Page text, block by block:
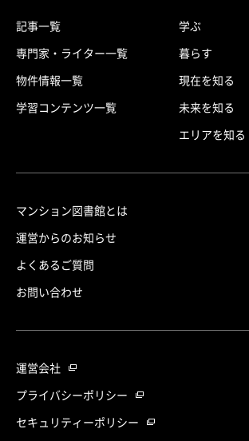
記事一覧
専門家・ライター一覧
物件情報一覧
学習コンテンツ一覧
学ぶ
暮らす
現在を知る
未来を知る
エリアを知る
マンション図書館とは
運営からのお知らせ
よくあるご質問
お問い合わせ
運営会社
プライバシーポリシー
セキュリティーポリシー